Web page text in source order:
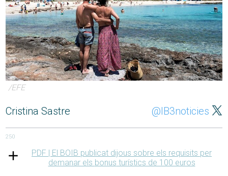
/EFE
Cristina Sastre @IB3noticies
250
PDF | El BOIB publicat dijous sobre els requisits per
demanar els bonus turístics de 100 euros